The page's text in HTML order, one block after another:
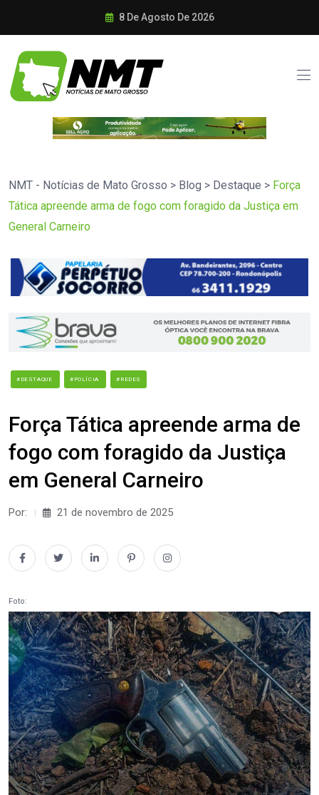
8 De Agosto De 2026
NMT - Notícias de Mato Grosso > Blog > Destaque > Força
Tática apreende arma de fogo com foragido da Justiça em
General Carneiro
#DESTAQUE #POLÍCIA #REDES
Força Tática apreende arma de
fogo com foragido da Justiça
em General Carneiro
Por: 21 de novembro de 2025
Foto: